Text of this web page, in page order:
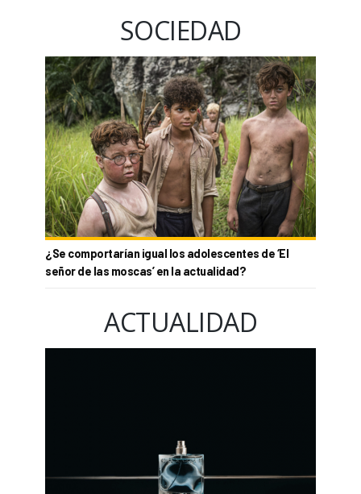
SOCIEDAD
¿Se comportarían igual los adolescentes de ‘El
señor de las moscas’ en la actualidad?
ACTUALIDAD